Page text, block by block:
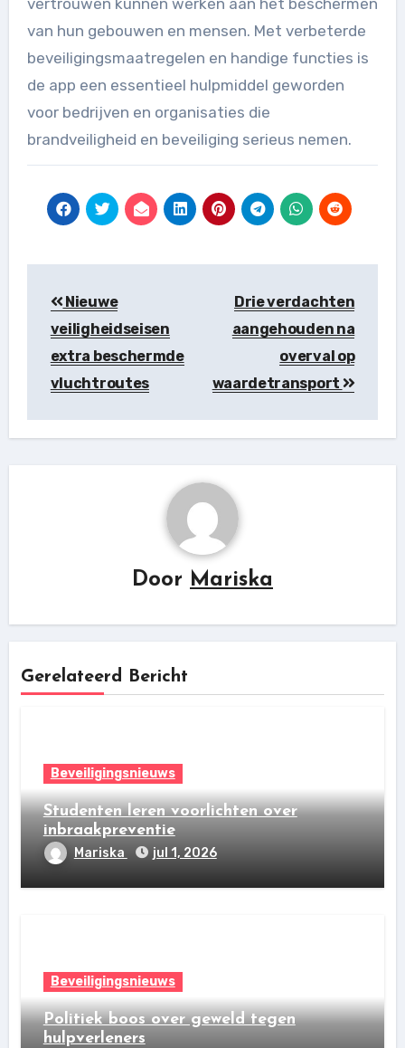
van hun gebouwen en mensen. Met verbeterde
beveiligingsmaatregelen en handige functies is
de app een essentieel hulpmiddel geworden
voor bedrijven en organisaties die
brandveiligheid en beveiliging serieus nemen.
Nieuwe
veiligheidseisen
extra beschermde
vluchtroutes
Drie verdachten
aangehouden na
overval op
waardetransport
Door Mariska
Gerelateerd Bericht
Beveiligingsnieuws
Studenten leren voorlichten over
inbraakpreventie
Mariska jul 1, 2026
Beveiligingsnieuws
Politiek boos over geweld tegen
hulpverleners